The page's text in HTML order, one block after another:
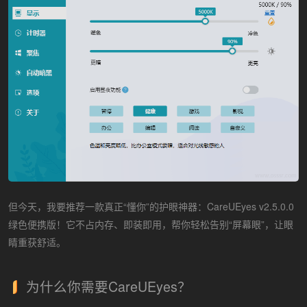
但今天，我要推荐一款真正“懂你”的护眼神器：CareUEyes v2.5.0.0
绿色便携版！它不占内存、即装即用，帮你轻松告别“屏幕眼”，让眼
睛重获舒适。
为什么你需要CareUEyes？